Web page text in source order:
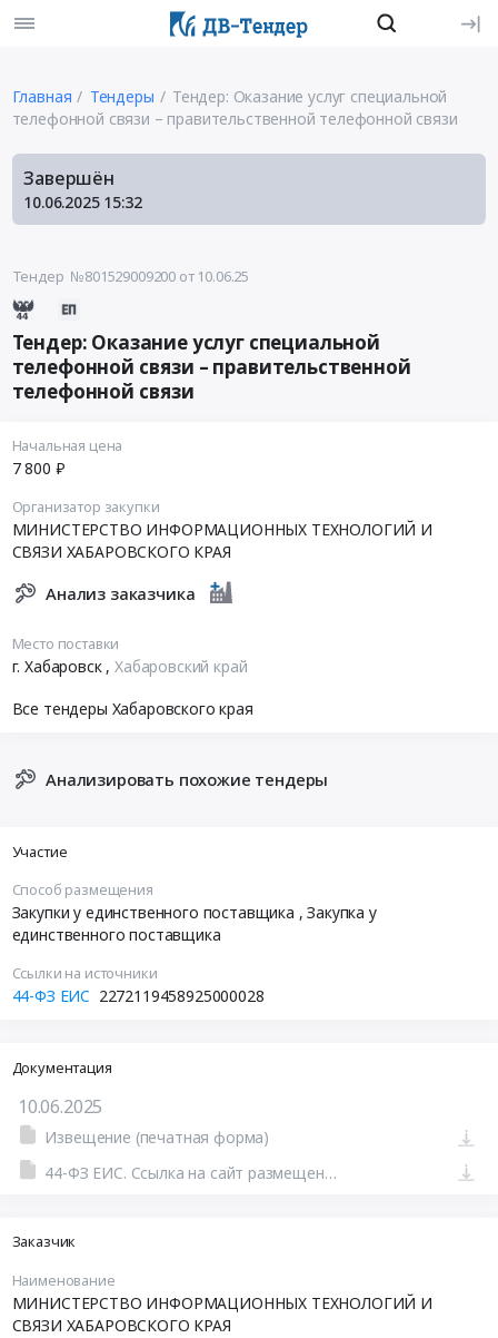
Главная Тендеры
Тендер: Оказание услуг специальной
телефонной связи – правительственной телефонной связи
Завершён
10.06.2025 15:32
Тендер №801529009200 от 10.06.25
Тендер: Оказание услуг специальной
телефонной связи – правительственной
телефонной связи
Начальная цена
7 800 ₽
Организатор закупки
МИНИСТЕРСТВО ИНФОРМАЦИОННЫХ ТЕХНОЛОГИЙ И
СВЯЗИ ХАБАРОВСКОГО КРАЯ
Анализ заказчика
Место поставки
г. Хабаровск ,Хабаровский край
Все тендеры Хабаровского края
Анализировать похожие тендеры
Участие
Способ размещения
Закупки у единственного поставщика , Закупка у
единственного поставщика
Ссылки на источники
44-ФЗ ЕИС 2272119458925000028
Документация
10.06.2025
Извещение (печатная форма)
44-ФЗ ЕИС. Ссылка на сайт размещения тендера #801529009200.doc
Заказчик
Наименование
МИНИСТЕРСТВО ИНФОРМАЦИОННЫХ ТЕХНОЛОГИЙ И
СВЯЗИ ХАБАРОВСКОГО КРАЯ